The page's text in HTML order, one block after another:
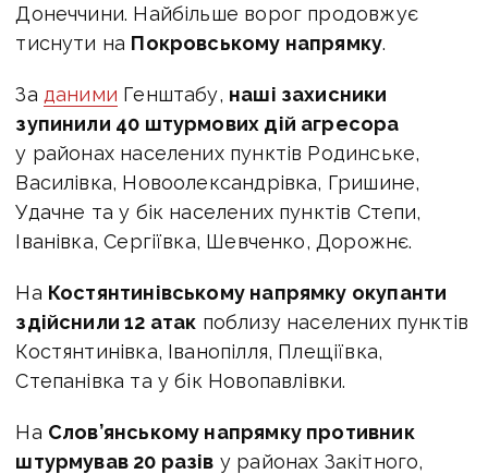
Донеччини. Найбільше ворог продовжує
тиснути на Покровському напрямку.
За даними Генштабу, наші захисники
зупинили 40 штурмових дій агресора
у районах населених пунктів Родинське,
Василівка, Новоолександрівка, Гришине,
Удачне та у бік населених пунктів Степи,
Іванівка, Сергіївка, Шевченко, Дорожнє.
На Костянтинівському напрямку окупанти
здійснили 12 атак поблизу населених пунктів
Костянтинівка, Іванопілля, Плещіївка,
Степанівка та у бік Новопавлівки.
На Слов’янському напрямку противник
штурмував 20 разів у районах Закітного,